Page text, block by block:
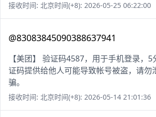
接收时间: 北京时间(+8): 2026-05-25 06:22:00
@83083845090388637941
【美团】 验证码4587，用于手机登录，
证码提供给他人可能导致帐号被盗，请勿
骗。
接收时间: 北京时间(+8): 2026-05-14 21:01:36